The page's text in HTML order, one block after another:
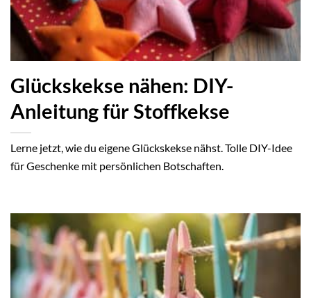
Glückskekse nähen: DIY-
Anleitung für Stoffkekse
Lerne jetzt, wie du eigene Glückskekse nähst. Tolle DIY-Idee
für Geschenke mit persönlichen Botschaften.